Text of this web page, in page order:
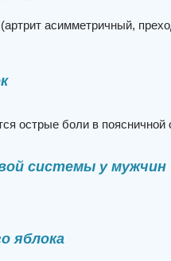
асимметричный,
острые боли в поясничной
системы у мужчин
яблока